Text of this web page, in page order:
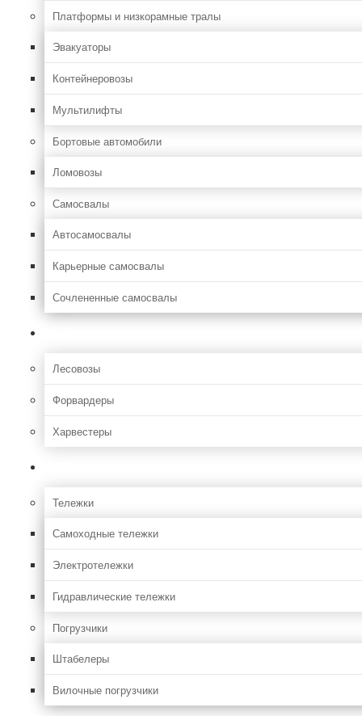
Платформы и низкорамные тралы
Эвакуаторы
Контейнеровозы
Мультилифты
Бортовые автомобили
Ломовозы
Самосвалы
Автосамосвалы
Карьерные самосвалы
Сочлененные самосвалы
Лесовозы
Форвардеры
Харвестеры
Тележки
Самоходные тележки
Электротележки
Гидравлические тележки
Погрузчики
Штабелеры
Вилочные погрузчики